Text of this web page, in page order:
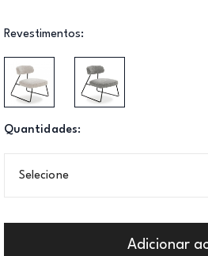
Revestimentos:
Quantidades:
Selecione
Adicionar